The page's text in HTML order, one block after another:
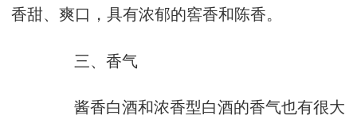
香甜、爽口，具有浓郁的窖香和陈香。
三、香气
酱香白酒和浓香型白酒的香气也有很大